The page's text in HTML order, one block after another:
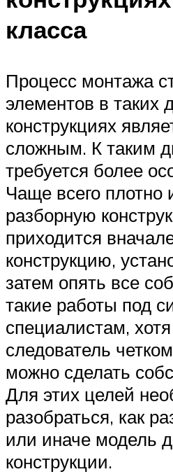
класса
Процесс монтажа
элементов в таких
конструкциях
сложным. К таким
требуется более
Чаще всего плотно
разборную
приходится
конструкцию,
затем опять все
такие работы под
специалистам,
следователь
можно сделать
Для этих целей
разобраться, как
или иначе модель
конструкции.